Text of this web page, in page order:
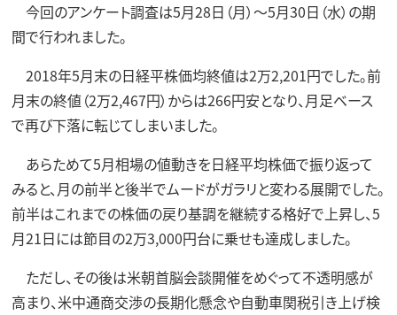
今回のアンケート調査は5月28日（月）～5月30日（水）の期
間で行われました。
2018年5月末の日経平株価均終値は2万2,201円でした。前
月末の終値（2万2,467円）からは266円安となり、月足ベース
で再び下落に転じてしまいました。
あらためて5月相場の値動きを日経平均株価で振り返って
みると、月の前半と後半でムードがガラリと変わる展開でした。
前半はこれまでの株価の戻り基調を継続する格好で上昇し、5
月21日には節目の2万3,000円台に乗せも達成しました。
ただし、その後は米朝首脳会談開催をめぐって不透明感が
高まり、米中通商交渉の長期化懸念や自動車関税引き上げ検